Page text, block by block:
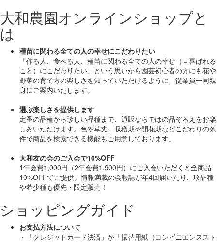
大和農園オンラインショップと
は
種苗に関わる全ての人の幸せにこだわりたい
「作る人、食べる人、種苗に関わる全ての人の幸せ（＝喜ばれる
こと）にこだわりたい」 という思いから園芸初心者の方にも花や
野菜の育て方の楽しさを知っていただけるように、従業員一同親
身にご案内いたします。
選ぶ楽しさを提供します
定番の品種から珍しい品種まで、通販ならではの品ぞろえをお楽
しみいただけます。色や草丈、収穫期や開花期などこだわりの条
件で商品を検索できる機能もご用意しております。
大和友の会のご入会で10%OFF
1年会費1,000円（2年会費1,900円）にご入会いただくと全商品
10%OFFでご提供。情報満載の会報誌が年4回届いたり、珍品種
や希少種も優先・限定販売！
ショッピングガイド
お支払方法について
・「クレジットカード決済」か「振替用紙（コンビニエンススト